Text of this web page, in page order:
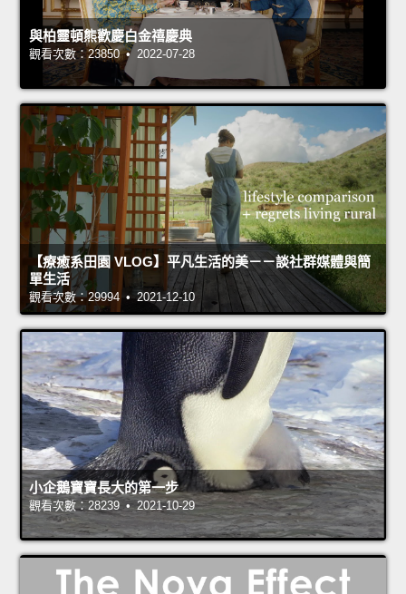
與柏靈頓熊歡慶白金禧慶典
觀看次數：23850 • 2022-07-28
【療癒系田園 VLOG】平凡生活的美－－談社群媒體與簡
單生活
觀看次數：29994 • 2021-12-10
小企鵝寶寶長大的第一步
觀看次數：28239 • 2021-10-29